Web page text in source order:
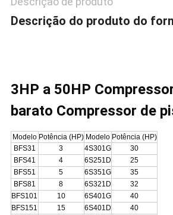
Descrição do produto do
3HP a 50HP
barato Compressor de
Modelo Potência (HP) Modelo Potência (HP)
BFS31
3 4S301G
30
BFS41
4 6S251D
25
BFS51
5 6S351G
35
BFS81
8 6S321D
32
BFS101
10 6S401G
40
BFS151
15 6S401D
40